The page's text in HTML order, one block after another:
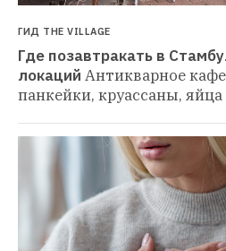
ГИД THE VILLAGE
Где позавтракать в
локаций Антикварное
панкейки, круассаны,